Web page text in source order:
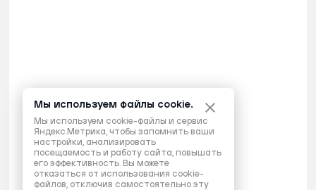
Мы используем файлы cookie.
Мы используем cookie-файлы и сервис
Яндекс.Метрика, чтобы запомнить ваши
настройки, анализировать
посещаемость и работу сайта, повышать
его эффективность. Вы можете
отказаться от использования cookie-
файлов, отключив самостоятельно эту